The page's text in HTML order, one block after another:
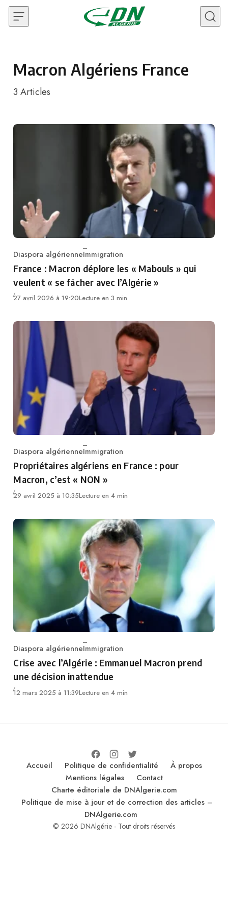
Skip to content
Macron Algériens France
3 Articles
Category
Diaspora algérienneImmigration
France : Macron déplore les « Mabouls » qui
veulent « se fâcher avec l’Algérie »
27 avril 2026 à 19:20Lecture en 3 min
Category
Diaspora algérienneImmigration
Propriétaires algériens en France : pour
Macron, c’est « NON »
29 avril 2025 à 10:35Lecture en 4 min
Category
Diaspora algérienneImmigration
Crise avec l’Algérie : Emmanuel Macron prend
une décision inattendue
12 mars 2025 à 11:39Lecture en 4 min
Accueil Politique de confidentialité
À propos
Mentions légales
Contact
Charte éditoriale de DNAlgerie.com
Politique de mise à jour et de correction des articles –
DNAlgerie.com
© 2026 DNAlgérie - Tout droits réservés